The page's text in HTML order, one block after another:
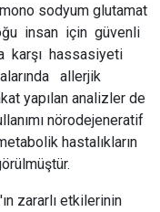
sodyum glutamat
insan için güvenli
karşı hassasiyeti
allerjik
yapılan analizler de
nörodejeneratif
hastalıkların
zararlı etkilerinin